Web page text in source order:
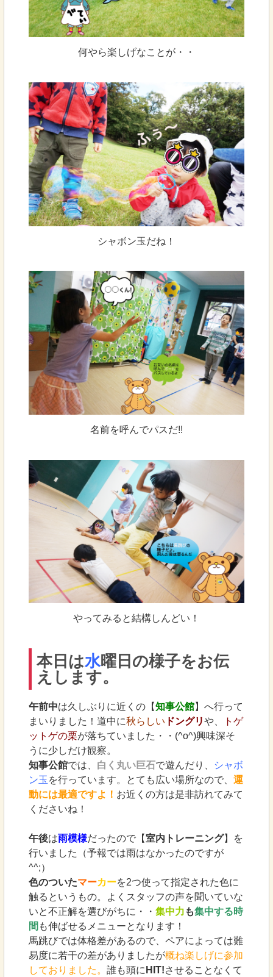
何やら楽しげなことが・・
シャボン玉だね！
名前を呼んでパスだ!!
やってみると結構しんどい！
本日は水曜日の様子をお伝
えします。
午前中は久しぶりに近くの【知事公館】へ行って
まいりました！道中に秋らしい ドングリや、
トゲ
ットゲの栗が落ちていました・・(^o^)興味深そ
うに少しだけ観察。
知事公館では、 白く丸い巨石で遊んだり、
シャボ
ン玉 を行っています。とても広い場所なので、 運
動には最適ですよ！ お近くの方は是非訪れてみて
くださいね！
午後は雨模様だったので【室内トレーニング】を
行いました（予報では雨はなかったのですが
^^;）
色のついたマーカーを2つ使って指定された色に
触るというもの。よくスタッフの声を聞いていな
いと不正解を選びがちに・・ 集中力 も集中する時
間 も伸ばせるメニューとなります！
馬跳びでは体格差があるので、ペアによっては難
易度に若干の差がありましたが概ね楽しげに参加
しておりました。 誰も頭に HIT!させることなくて